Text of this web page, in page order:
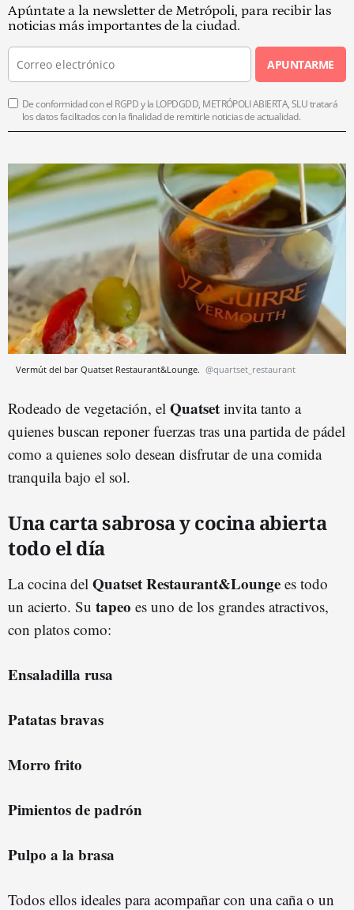
Apúntate a la newsletter de Metrópoli, para recibir las
noticias más importantes de la ciudad.
APUNTARME
De conformidad con el RGPD y la LOPDGDD, METRÓPOLI ABIERTA, SLU tratará
los datos facilitados con la finalidad de remitirle noticias de actualidad.
Vermút del bar Quatset Restaurant&Lounge. @quartset_restaurant
Rodeado de vegetación, el Quatset invita tanto a
quienes buscan reponer fuerzas tras una partida de pádel
como a quienes solo desean disfrutar de una comida
tranquila bajo el sol.
Una carta sabrosa y cocina abierta
todo el día
La cocina del Quatset Restaurant&Lounge es todo
un acierto. Su tapeo es uno de los grandes atractivos,
con platos como:
Ensaladilla rusa
Patatas bravas
Morro frito
Pimientos de padrón
Pulpo a la brasa
Todos ellos ideales para acompañar con una caña o un